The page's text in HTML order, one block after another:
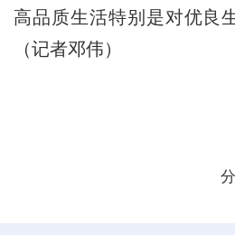
高品质生活特别是对优良
（记者邓伟）